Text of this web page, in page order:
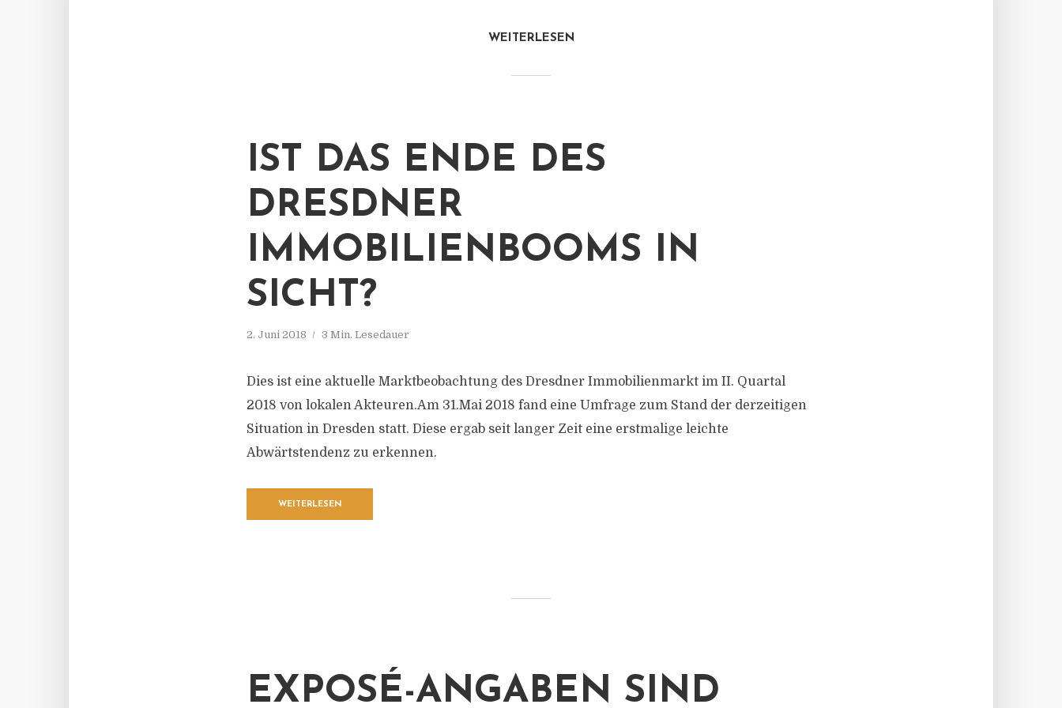
WEITERLESEN
IST DAS ENDE DES
DRESDNER
IMMOBILIENBOOMS IN
SICHT?
2. Juni 2018 3 Min. Lesedauer
Dies ist eine aktuelle Marktbeobachtung des Dresdner Immobilienmarkt im II. Quartal
2018 von lokalen Akteuren.Am 31.Mai 2018 fand eine Umfrage zum Stand der derzeitigen
Situation in Dresden statt. Diese ergab seit langer Zeit eine erstmalige leichte
Abwärtstendenz zu erkennen.
WEITERLESEN
EXPOSÉ-ANGABEN SIND